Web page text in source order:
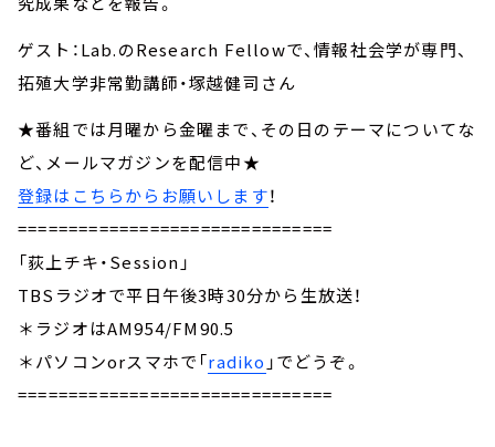
ゲスト：Lab.のResearch Fellowで、情報社会学が専門、
拓殖大学非常勤講師・塚越健司さん
★番組では月曜から金曜まで、その日のテーマについてな
ど、メールマガジンを配信中★
登録はこちらからお願いします！
===============================
「荻上チキ・Session」
TBSラジオで平日午後3時30分から生放送！
＊ラジオはAM954/FM90.5
＊パソコンorスマホで「radiko 」でどうぞ。
===============================